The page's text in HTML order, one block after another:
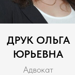
ДРУК ОЛЬГА
ЮРЬЕВНА
Адвокат